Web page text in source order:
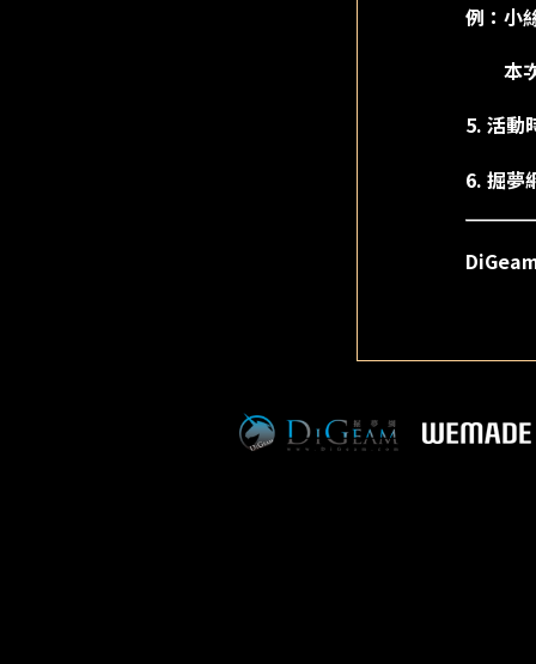
例：小
本次
5. 活動
6. 掘夢